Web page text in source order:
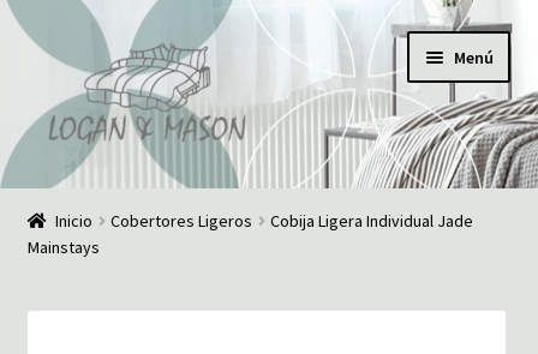
Ir
navegación
Ir
contenido
Menú
Inicio
¿Quiénes somos?
Comunícate con nosotros
Inicio Cobertores Ligeros
Cobija Ligera Individual Jade
Mainstays